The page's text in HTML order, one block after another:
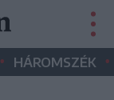
• HÁROMSZÉK •